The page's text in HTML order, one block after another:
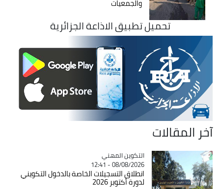
والجمعيات
تحميل تطبيق الاذاعة الجزائرية
آخر المقالات
Catégorie
التكوين المهني
08/08/2026 - 12:41
انطلاق التسجيلات الخاصة بالدخول التكويني
لدورة أكتوبر 2026